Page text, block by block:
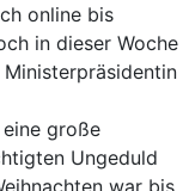
online bis
in dieser Woche
eine große
Ungeduld
war bis